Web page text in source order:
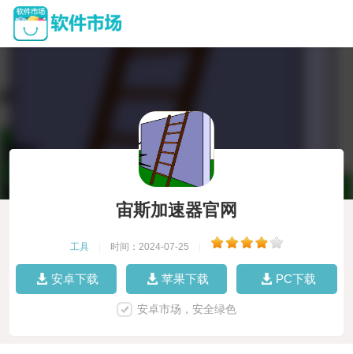
宙斯加速器官网
工具 时间：2024-07-25
安卓下载 苹果下载 PC下载
安卓市场，安全绿色